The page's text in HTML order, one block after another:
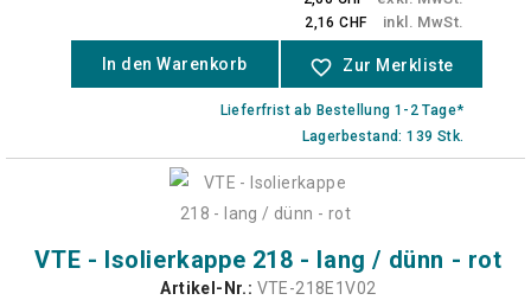
2,16 CHF inkl. MwSt.
In den Warenkorb favorite_border Zur Merkliste
Lieferfrist ab Bestellung 1-2 Tage*
Lagerbestand: 139 Stk.
VTE - Isolierkappe 218 - lang / dünn - rot
Artikel-Nr.: VTE-218E1V02